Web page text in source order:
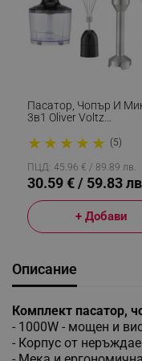
Пасатор, Чопър И
3в1 Oliver Voltz
Корпус И Приставка
Инокс, 2 Скорости,
Сребрист
★ ★ ★ ★ ★ (5)
ПЦД: 45.96 € / 89.89 лв.
30.59 € / 59.83
+ Добави
Описание
Комплект пасатор,
- 1000W - мощен и
- Корпус от